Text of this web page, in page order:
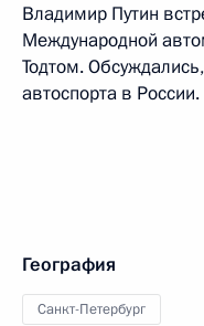
Владимир Путин
Международной
Тодтом.
автоспорта в России.
География
Санкт-Петербург